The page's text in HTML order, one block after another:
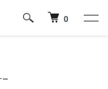
0
ー